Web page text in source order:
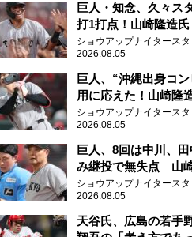
巨人・知念、久々ス
打1打点！山崎隆造
感じる」、「ジャイ
ないタイプ」
ショウアップナイタースタ
2026.08.05
巨人、“沖縄出身コ
用に応えた！山崎隆
当たった」
ショウアップナイタースタ
2026.08.05
巨人、8回は中川、
み継投で無失点 山
実に勝ちにいくとこ
ショウアップナイタースタ
2026.08.05
天谷氏、広島の若手